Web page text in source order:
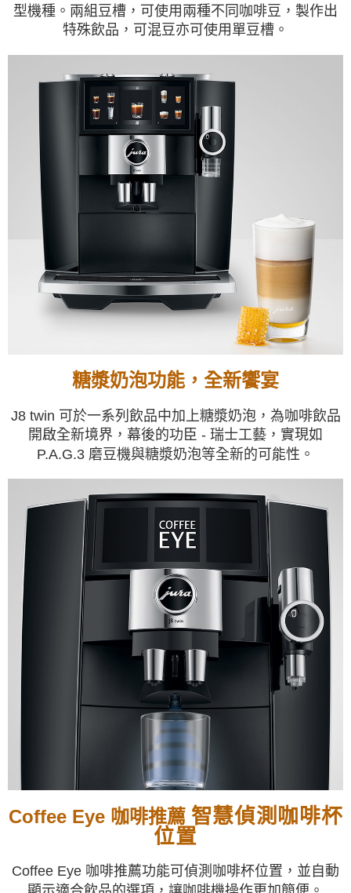
型機種。兩組豆槽，可使用兩種不同咖啡豆，製作出
特殊飲品，可混豆亦可使用單豆槽。
糖漿奶泡功能，全新饗宴
J8 twin 可於一系列飲品中加上糖漿奶泡，為咖啡飲品
開啟全新境界，幕後的功臣 - 瑞士工藝，實現如
P.A.G.3 磨豆機與糖漿奶泡等全新的可能性。
Coffee Eye 咖啡推薦 智慧偵測咖啡杯
位置
Coffee Eye 咖啡推薦功能可偵測咖啡杯位置，並自動